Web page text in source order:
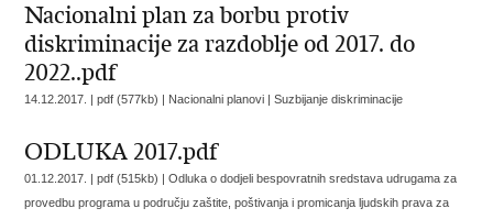
Nacionalni plan za borbu protiv
diskriminacije za razdoblje od 2017. do
2022..pdf
14.12.2017. | pdf (577kb) | Nacionalni planovi |Suzbijanje diskriminacije
ODLUKA 2017.pdf
01.12.2017. | pdf (515kb) |Odluka o dodjeli bespovratnih sredstava udrugama za
provedbu programa u području zaštite, poštivanja i promicanja ljudskih prava za